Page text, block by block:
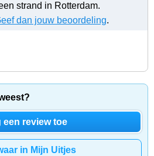
strand in Rotterdam.
dan jouw beoordeling.
een review toe
in Mijn Uitjes